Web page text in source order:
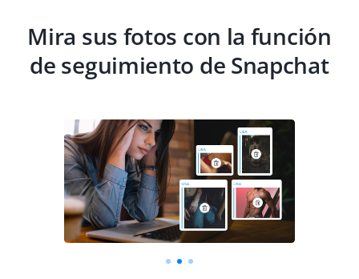
Mira sus fotos con la función
de seguimiento de Snapchat